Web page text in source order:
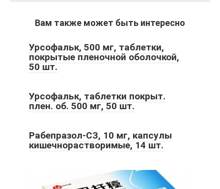
Вам также может быть интересно
Урсофальк, 500 мг, таблетки,
покрытые пленочной оболочкой,
50 шт.
Урсофальк, таблетки покрыт.
плен. об. 500 мг, 50 шт.
Рабепразол-СЗ, 10 мг, капсулы
кишечнорастворимые, 14 шт.